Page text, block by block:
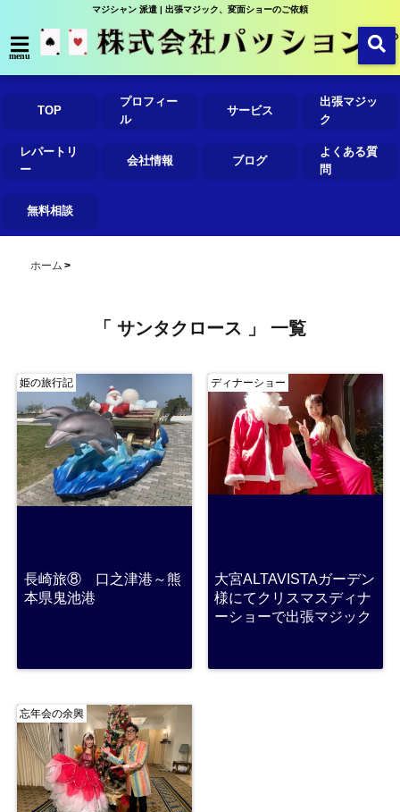
マジシャン 派遣 | 出張マジック、変面ショーのご依頼
menu
TOP
プロフィー
ル
サービス
出張マジッ
ク
レパートリ
ー
会社情報 ブログ
よくある質
問
無料相談
ホーム
「 サンタクロース 」 一覧
姫の旅行記
長崎旅⑧ 口之津港～熊
本県鬼池港
ディナーショー
大宮ALTAVISTAガーデン
様にてクリスマスディナ
ーショーで出張マジック
忘年会の余興